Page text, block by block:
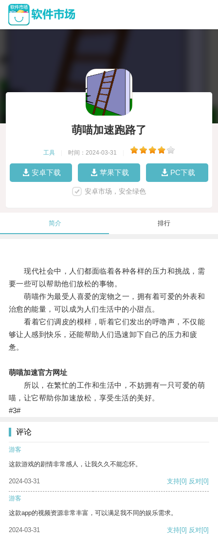
萌喵加速跑路了
工具 时间：2024-03-31
安卓下载 苹果下载 PC下载
安卓市场，安全绿色
简介 排行
现代社会中，人们都面临着各种各样的压力和挑战，需
要一些可以帮助他们放松的事物。
萌喵作为最受人喜爱的宠物之一，拥有着可爱的外表和
治愈的能量，可以成为人们生活中的小甜点。
看着它们调皮的模样，听着它们发出的呼噜声，不仅能
够让人感到快乐，还能帮助人们迅速卸下自己的压力和疲
惫。
萌喵加速官方网址
所以，在繁忙的工作和生活中，不妨拥有一只可爱的萌
喵，让它帮助你加速放松，享受生活的美好。
#3#
评论
游客
这款游戏的剧情非常感人，让我久久不能忘怀。
2024-03-31 支持[0] 反对[0]
游客
这款app的视频资源非常丰富，可以满足我不同的娱乐需求。
2024-03-31 支持[0] 反对[0]